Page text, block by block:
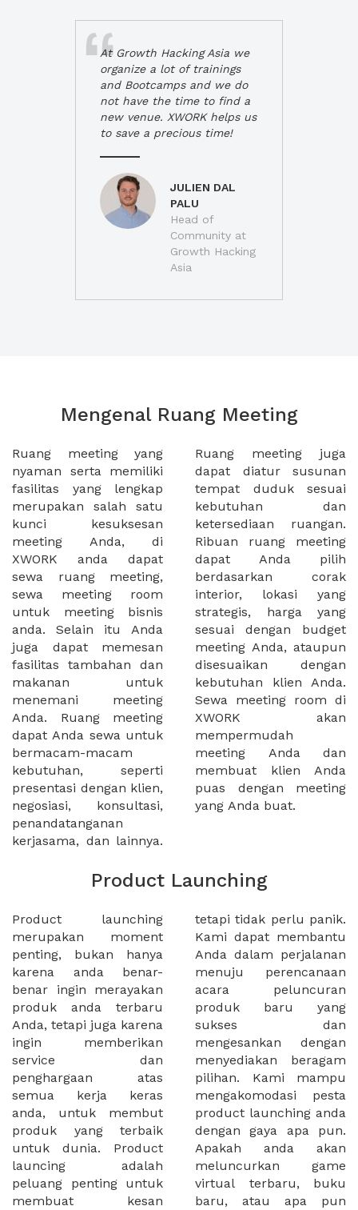
At Growth Hacking Asia we
organize a lot of trainings
and Bootcamps and we do
not have the time to find a
new venue. XWORK helps us
to save a precious time!
JULIEN DAL
PALU
Head of
Community at
Growth Hacking
Asia
Mengenal Ruang Meeting
Ruang meeting yang
nyaman serta memiliki
fasilitas yang lengkap
merupakan salah satu
kunci kesuksesan
meeting Anda, di
XWORK anda dapat
sewa ruang meeting,
sewa meeting room
untuk meeting bisnis
anda. Selain itu Anda
juga dapat memesan
fasilitas tambahan dan
makanan untuk
menemani meeting
Anda. Ruang meeting
dapat Anda sewa untuk
bermacam-macam
kebutuhan, seperti
presentasi dengan klien,
negosiasi, konsultasi,
penandatanganan
kerjasama, dan lainnya.
Ruang meeting juga
dapat diatur susunan
tempat duduk sesuai
kebutuhan dan
ketersediaan ruangan.
Ribuan ruang meeting
dapat Anda pilih
berdasarkan corak
interior, lokasi yang
strategis, harga yang
sesuai dengan budget
meeting Anda, ataupun
disesuaikan dengan
kebutuhan klien Anda.
Sewa meeting room di
XWORK akan
mempermudah
meeting Anda dan
membuat klien Anda
puas dengan meeting
yang Anda buat.
Product Launching
Product launching
merupakan moment
penting, bukan hanya
karena anda benar-
benar ingin merayakan
produk anda terbaru
Anda, tetapi juga karena
ingin memberikan
service dan
penghargaan atas
semua kerja keras
anda, untuk membut
produk yang terbaik
untuk dunia. Product
launcing adalah
peluang penting untuk
membuat kesan
tetapi tidak perlu panik.
Kami dapat membantu
Anda dalam perjalanan
menuju perencanaan
acara peluncuran
produk baru yang
sukses dan
mengesankan dengan
menyediakan beragam
pilihan. Kami mampu
mengakomodasi pesta
product launching anda
dengan gaya apa pun.
Apakah anda akan
meluncurkan game
virtual terbaru, buku
baru, atau apa pun